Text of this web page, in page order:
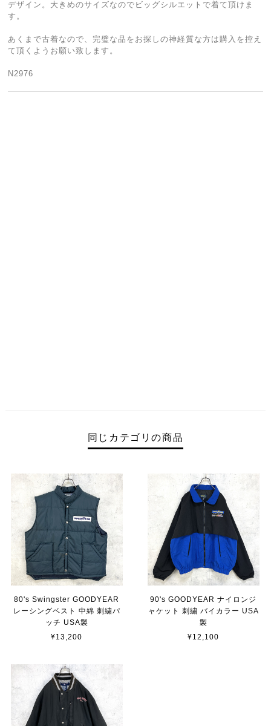
デザイン。大きめのサイズなのでビッグシルエットで着て頂けま
す。
あくまで古着なので、完璧な品をお探しの神経質な方は購入を控え
て頂くようお願い致します。
N2976
同じカテゴリの商品
80's Swingster GOODYEAR
レーシングベスト 中綿 刺繍パ
ッチ USA製
¥13,200
90's GOODYEAR ナイロンジ
ャケット 刺繍 バイカラー USA
製
¥12,100